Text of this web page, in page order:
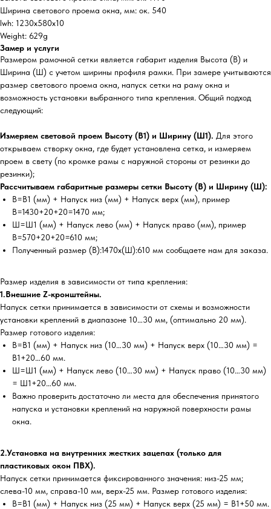
Ширина светового проема окна, мм: ок. 540
lwh: 1230x580x10
Weight: 629g
Замер и услуги
Размером рамочной сетки является габарит изделия Высота (В) и
Ширина (Ш) с учетом ширины профиля рамки. При замере учитываются
размер светового проема окна, напуск сетки на раму окна и
возможность установки выбранного типа крепления. Общий подход
следующий:
Измеряем световой проем Высоту (В1) и Ширину (Ш1). Для этого
открываем створку окна, где будет установлена сетка, и измеряем
проем в свету (по кромке рамы с наружной стороны от резинки до
резинки);
Рассчитываем габаритные размеры сетки Высоту (В) и Ширину (Ш):
В=В1 (мм) + Напуск низ (мм) + Напуск верх (мм), пример
В=1430+20+20=1470 мм;
Ш=Ш1 (мм) + Напуск лево (мм) + Напуск право (мм), пример
В=570+20+20=610 мм;
Полученный размер (В):1470х(Ш):610 мм сообщаете нам для заказа.
Размер изделия в зависимости от типа крепления:
1.Внешние Z-кронштейны.
Напуск сетки принимается в зависимости от схемы и возможности
установки креплений в диапазоне 10…30 мм, (оптимально 20 мм).
Размер готового изделия:
В=В1 (мм) + Напуск низ (10…30 мм) + Напуск верх (10…30 мм) =
В1+20…60 мм.
Ш=Ш1 (мм) + Напуск лево (10…30 мм) + Напуск право (10…30 мм)
= Ш1+20…60 мм.
Важно проверить достаточно ли места для обеспечения принятого
напуска и установки креплений на наружной поверхности рамы
окна.
2.Установка на внутренних жестких зацепах (только для
пластиковых окон ПВХ).
Напуск сетки принимается фиксированного значения: низ-25 мм;
слева-10 мм, справа-10 мм, верх-25 мм. Размер готового изделия:
В=В1 (мм) + Напуск низ (25 мм) + Напуск верх (25 мм) = В1+50 мм.